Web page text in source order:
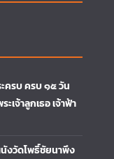
ครบ ครบ ๑๕ วัน
จ้าลูกเธอ เจ้าฟ้า
งวัดโพธิ์ชัยนาพึง